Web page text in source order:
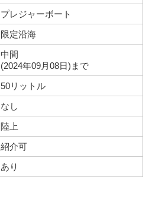
プレジャーボート
限定沿海
中間
(2024年09月08日)まで
50リットル
なし
陸上
紹介可
あり